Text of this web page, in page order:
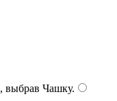
выбрав Чашку.